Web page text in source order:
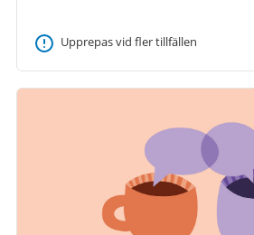
Upprepas vid fler tillfällen